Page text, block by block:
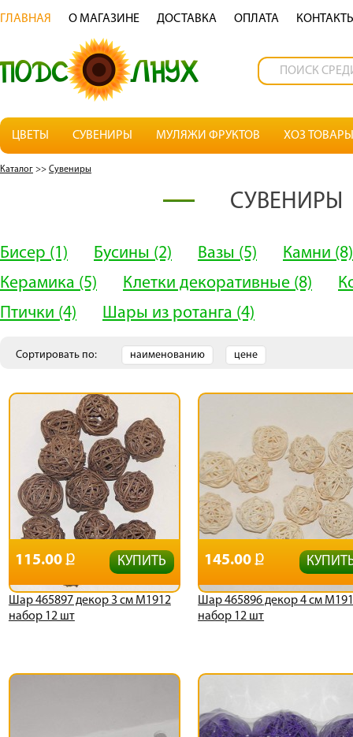
ГЛАВНАЯ О МАГАЗИНЕ ДОСТАВКА OПЛАТА
ЦВЕТЫ СУВЕНИРЫ МУЛЯЖИ ФРУКТОВ ХОЗ ТОВАРЫ
Каталог >> Сувениры
СУВЕНИРЫ
Бисер (1) Бусины (2) Вазы (5) Камни (8)
Керамика (5) Клетки декоративные (8)
Птички (4) Шары из ротанга (4)
Сортировать по: наименованию цене
Шар 465897 декор 3 см М1912
набор 12 шт
115.00 КУПИТЬ
Шар 465896 декор 4 см
набор 12 шт
145.00